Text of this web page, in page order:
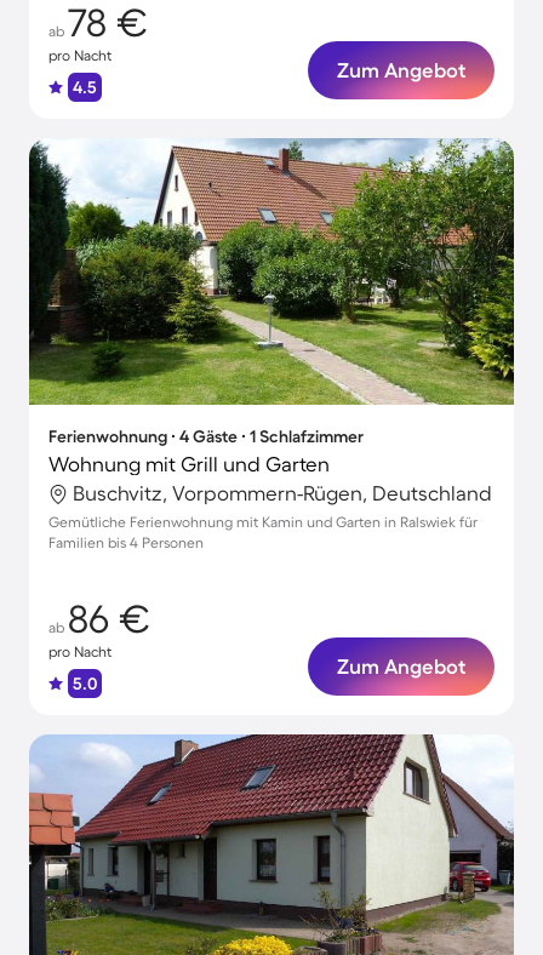
ab 78 €
pro Nacht
4.5
Zum Angebot
Ferienwohnung ∙ 4 Gäste ∙ 1 Schlafzimmer
Wohnung mit Grill und Garten
Buschvitz, Vorpommern-Rügen, Deutschland
Gemütliche Ferienwohnung mit Kamin und Garten in Ralswiek für
Familien bis 4 Personen
ab 86 €
pro Nacht
5.0
Zum Angebot